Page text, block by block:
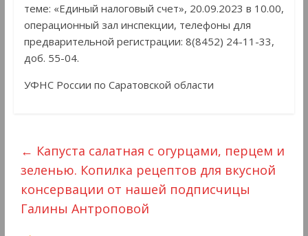
теме: «Единый налоговый счет», 20.09.2023 в 10.00,
операционный зал инспекции, телефоны для
предварительной регистрации: 8(8452) 24-11-33,
доб. 55-04.
УФНС России по Саратовской области
← Капуста салатная с огурцами, перцем и
зеленью. Копилка рецептов для вкусной
консервации от нашей подписчицы
Галины Антроповой